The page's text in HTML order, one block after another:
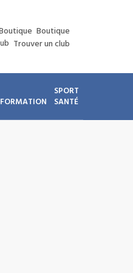
Boutique
Trouver un club
FORMATION
SPORT
SANTÉ